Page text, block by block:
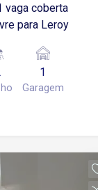
vaga coberta
para Leroy
1
Garagem